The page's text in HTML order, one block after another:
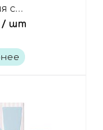
с
cleansing
/ шт